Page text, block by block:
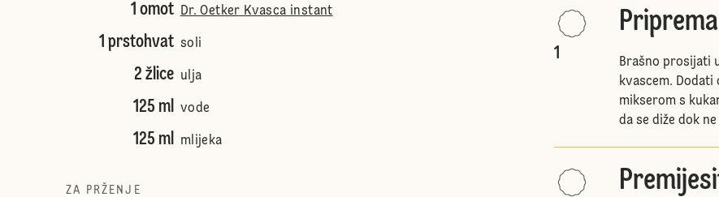
1 omot Dr. Oetker Kvasca instant
1 prstohvat soli
2 žlice ulja
125 ml vode
125 ml mlijeka
ZA PRŽENJE
1
Brašno prosijati
kvascem.
mikserom s
da se diže dok